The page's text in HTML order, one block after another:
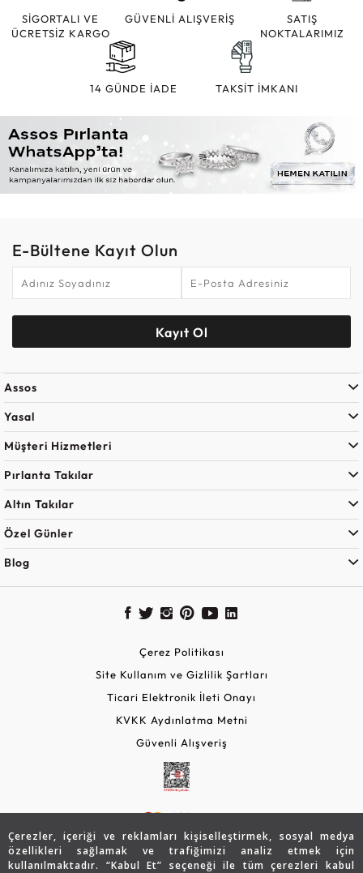
Çerezler, içeriği ve reklamları kişiselleştirmek, sosyal medya
özellikleri sağlamak ve trafiğimizi analiz etmek için
kullanılmaktadır. “Kabul Et” seçeneği ile tüm çerezleri kabul
SİGORTALI VE
ÜCRETSİZ KARGO
GÜVENLİ ALIŞVERİŞ
SATIŞ
NOKTALARIMIZ
14 GÜNDE İADE TAKSİT İMKANI
E-Bültene Kayıt Olun
Kayıt Ol
Assos
Yasal
Müşteri Hizmetleri
Pırlanta Takılar
Altın Takılar
Özel Günler
Blog
Çerez Politikası
Site Kullanım ve Gizlilik Şartları
Ticari Elektronik İleti Onayı
KVKK Aydınlatma Metni
Güvenli Alışveriş